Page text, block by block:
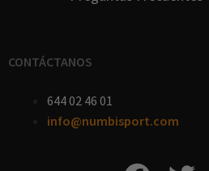
CONTÁCTANOS
644 02 46 01
info@numbisport.com